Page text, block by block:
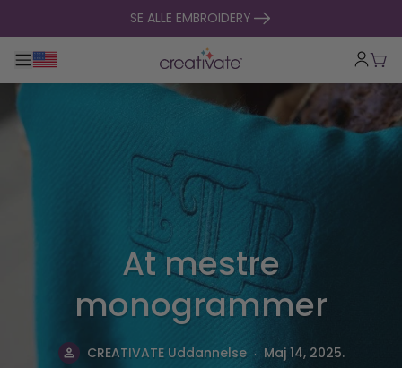
SE ALLE EMBROIDERY
Toggle hovednavigation
At mestre
monogrammer
CREATIVATE Uddannelse . Maj 14, 2025.